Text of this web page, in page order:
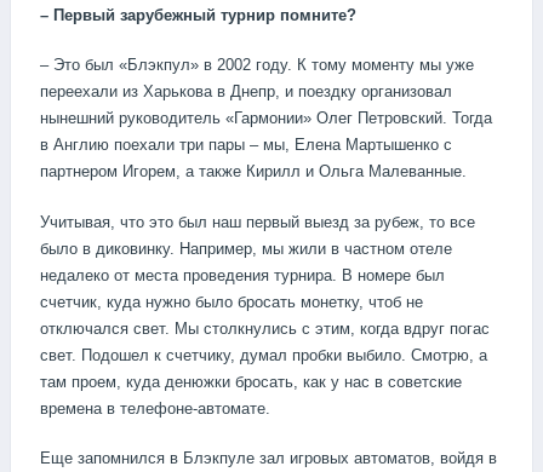
– Первый зарубежный турнир помните?
– Это был «Блэкпул» в 2002 году. К тому моменту мы уже
переехали из Харькова в Днепр, и поездку организовал
нынешний руководитель «Гармонии» Олег Петровский. Тогда
в Англию поехали три пары – мы, Елена Мартышенко с
партнером Игорем, а также Кирилл и Ольга Малеванные.
Учитывая, что это был наш первый выезд за рубеж, то все
было в диковинку. Например, мы жили в частном отеле
недалеко от места проведения турнира. В номере был
счетчик, куда нужно было бросать монетку, чтоб не
отключался свет. Мы столкнулись с этим, когда вдруг погас
свет. Подошел к счетчику, думал пробки выбило. Смотрю, а
там проем, куда денюжки бросать, как у нас в советские
времена в телефоне-автомате.
Еще запомнился в Блэкпуле зал игровых автоматов, войдя в